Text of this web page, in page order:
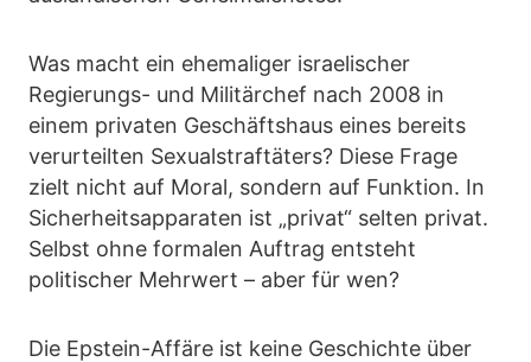
Was macht ein ehemaliger israelischer
Regierungs- und Militärchef nach 2008 in
einem privaten Geschäftshaus eines bereits
verurteilten Sexualstraftäters? Diese Frage
zielt nicht auf Moral, sondern auf Funktion. In
Sicherheitsapparaten ist „privat“ selten privat.
Selbst ohne formalen Auftrag entsteht
politischer Mehrwert – aber für wen?
Die Epstein-Affäre ist keine Geschichte über